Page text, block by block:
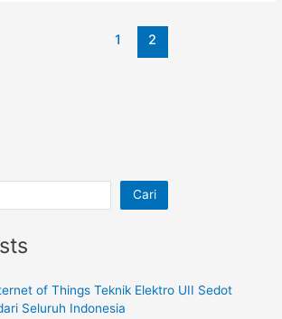
1 2
Cari
of Things Teknik Elektro UII Sedot
Seluruh Indonesia